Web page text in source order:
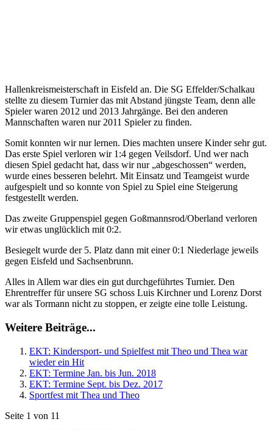
Hallenkreismeisterschaft in Eisfeld an. Die SG Effelder/Schalkau
stellte zu diesem Turnier das mit Abstand jüngste Team, denn alle
Spieler waren 2012 und 2013 Jahrgänge. Bei den anderen
Mannschaften waren nur 2011 Spieler zu finden.
Somit konnten wir nur lernen. Dies machten unsere Kinder sehr gut.
Das erste Spiel verloren wir 1:4 gegen Veilsdorf. Und wer nach
diesen Spiel gedacht hat, dass wir nur „abgeschossen“ werden,
wurde eines besseren belehrt. Mit Einsatz und Teamgeist wurde
aufgespielt und so konnte von Spiel zu Spiel eine Steigerung
festgestellt werden.
Das zweite Gruppenspiel gegen Goßmannsrod/Oberland verloren
wir etwas unglücklich mit 0:2.
Besiegelt wurde der 5. Platz dann mit einer 0:1 Niederlage jeweils
gegen Eisfeld und Sachsenbrunn.
Alles in Allem war dies ein gut durchgeführtes Turnier. Den
Ehrentreffer für unsere SG schoss Luis Kirchner und Lorenz Dorst
war als Tormann nicht zu stoppen, er zeigte eine tolle Leistung.
Weitere Beiträge...
EKT: Kindersport- und Spielfest mit Theo und Thea war
wieder ein Hit
EKT: Termine Jan. bis Jun. 2018
EKT: Termine Sept. bis Dez. 2017
Sportfest mit Thea und Theo
Seite 1 von 11